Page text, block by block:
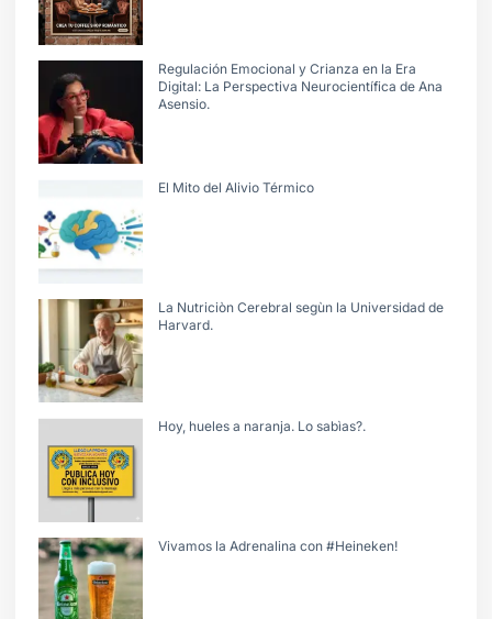
Regulación Emocional y Crianza en la Era
Digital: La Perspectiva Neurocientífica de Ana
Asensio.
El Mito del Alivio Térmico
La Nutriciòn Cerebral segùn la Universidad de
Harvard.
Hoy, hueles a naranja. Lo sabìas?.
Vivamos la Adrenalina con #Heineken!